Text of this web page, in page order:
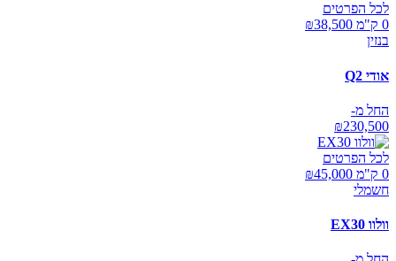
לכל הפרטים
0 ק"מ ₪
38,500
בנזין
אודי Q2
החל מ-
₪230,500
לכל הפרטים
0 ק"מ ₪
45,000
חשמלי
וולוו EX30